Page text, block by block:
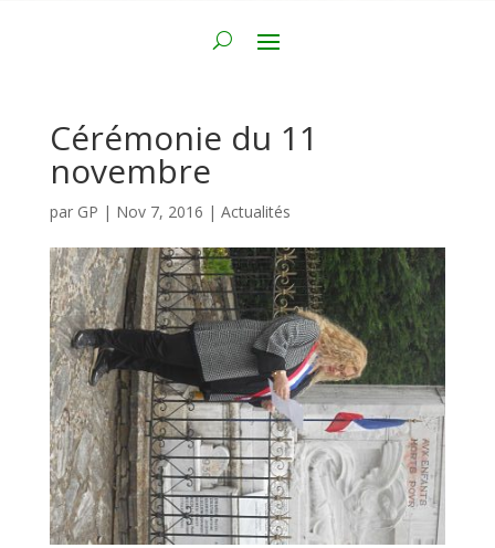
Cérémonie du 11
novembre
par GP | Nov 7, 2016 | Actualités